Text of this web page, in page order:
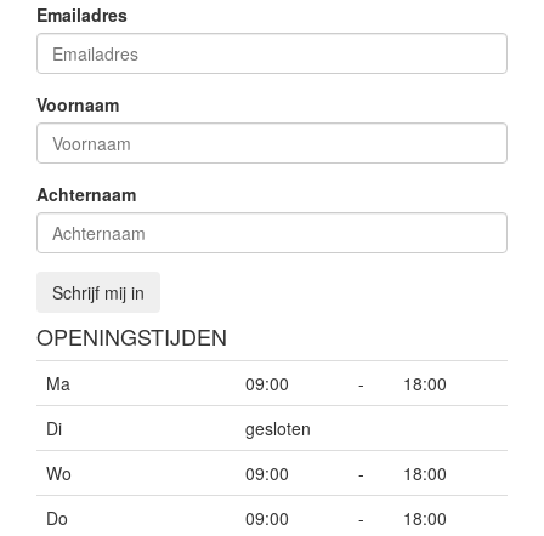
Emailadres
Voornaam
Achternaam
Schrijf mij in
OPENINGSTIJDEN
Ma 09:00 -
18:00
Di
gesloten
Wo
09:00 -
18:00
Do
09:00 -
18:00